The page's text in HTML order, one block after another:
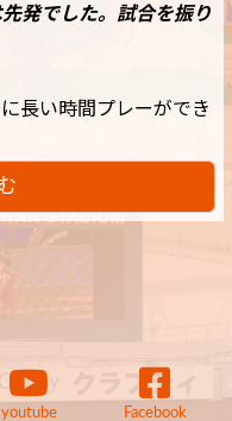
発でした。試合を振り
長い時間プレーができ
youtube Facebook